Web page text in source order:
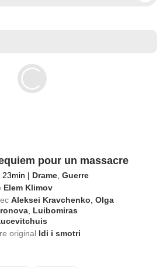
pour un massacre
23min | Drame ,Guerre
Elem Klimov
Aleksei Kravchenko ,Olga
Luibomiras
original Idi i smotri